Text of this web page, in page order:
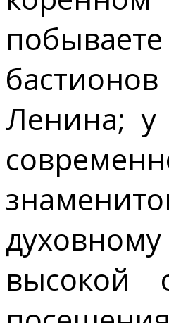
Ленина; у
высокой